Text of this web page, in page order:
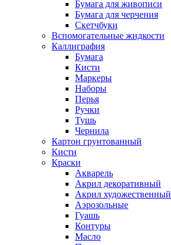
Бумага для живописи
Бумага для черчения
Скетчбуки
Вспомогательные жидкости
Каллиграфия
Бумага
Кисти
Маркеры
Наборы
Перья
Ручки
Тушь
Чернила
Картон грунтованный
Кисти
Краски
Акварель
Акрил декоративный
Акрил художественный
Аэрозольные
Гуашь
Контуры
Масло